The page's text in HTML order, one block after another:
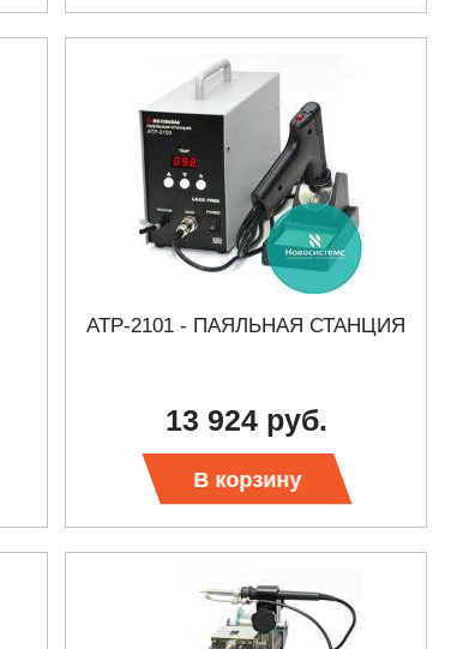
АТР-2101 - ПАЯЛЬНАЯ СТАНЦИЯ
13 924 руб.
В корзину